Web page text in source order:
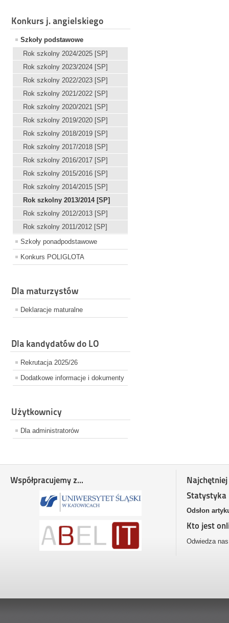
Konkurs j. angielskiego
Szkoły podstawowe
Rok szkolny 2024/2025 [SP]
Rok szkolny 2023/2024 [SP]
Rok szkolny 2022/2023 [SP]
Rok szkolny 2021/2022 [SP]
Rok szkolny 2020/2021 [SP]
Rok szkolny 2019/2020 [SP]
Rok szkolny 2018/2019 [SP]
Rok szkolny 2017/2018 [SP]
Rok szkolny 2016/2017 [SP]
Rok szkolny 2015/2016 [SP]
Rok szkolny 2014/2015 [SP]
Rok szkolny 2013/2014 [SP]
Rok szkolny 2012/2013 [SP]
Rok szkolny 2011/2012 [SP]
Szkoły ponadpodstawowe
Konkurs POLIGLOTA
Dla maturzystów
Deklaracje maturalne
Dla kandydatów do LO
Rekrutacja 2025/26
Dodatkowe informacje i dokumenty
Użytkownicy
Dla administratorów
Współpracujemy z...
Statystyka
Odsłon
Kto jest
Odwiedza